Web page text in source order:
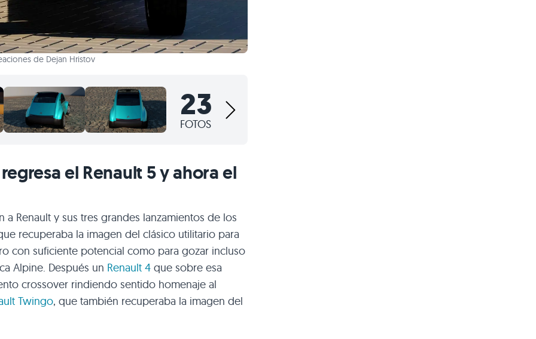
de Dejan Hristov
23
FOTOS
el Renault 5 y ahora el
Renault y sus tres grandes lanzamientos de los
recuperaba la imagen del clásico utilitario para
con suficiente potencial como para gozar incluso
Alpine. Después un Renault 4 que sobre esa
crossover rindiendo sentido homenaje al
Twingo, que también recuperaba la imagen del